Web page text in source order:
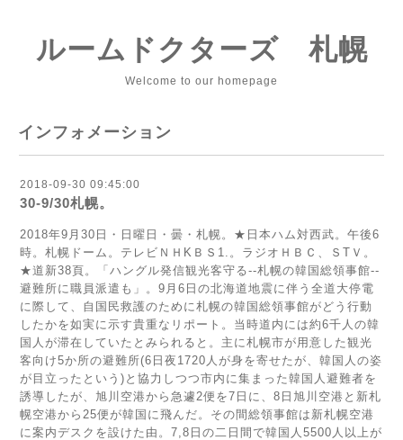
ルームドクターズ 札幌
Welcome to our homepage
インフォメーション
2018-09-30 09:45:00
30-9/30札幌。
2018年9月30日・日曜日・曇・札幌。★日本ハム対西武。午後6
時。札幌ドーム。テレビＮＨKＢＳ1.。ラジオＨＢＣ、ＳТＶ。
★道新38頁。「ハングル発信観光客守る--札幌の韓国総領事館--
避難所に職員派遣も」。9月6日の北海道地震に伴う全道大停電
に際して、自国民救護のために札幌の韓国総領事館がどう行動
したかを如実に示す貴重なリポート。当時道内には約6千人の韓
国人が滞在していたとみられると。主に札幌市が用意した観光
客向け5か所の避難所(6日夜1720人が身を寄せたが、韓国人の姿
が目立ったという)と協力しつつ市内に集まった韓国人避難者を
誘導したが、旭川空港から急遽2便を7日に、8日旭川空港と新札
幌空港から25便が韓国に飛んだ。その間総領事館は新札幌空港
に案内デスクを設けた由。7,8日の二日間で韓国人5500人以上が